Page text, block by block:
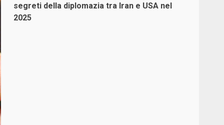
segreti della diplomazia tra Iran e USA nel
2025